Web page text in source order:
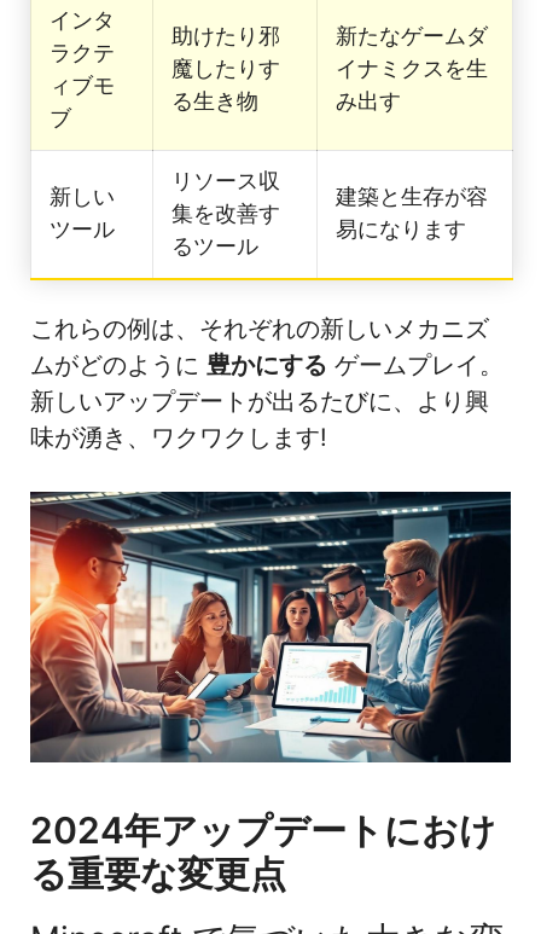
インタ
ラクテ
ィブモ
ブ
助けたり邪
魔したりす
る生き物
新たなゲームダ
イナミクスを生
み出す
新しい
ツール
リソース収
集を改善す
るツール
建築と生存が容
易になります
これらの例は、それぞれの新しいメカニズ
ムがどのように 豊かにする ゲームプレイ。
新しいアップデートが出るたびに、より興
味が湧き、ワクワクします!
2024年アップデートにおけ
る重要な変更点